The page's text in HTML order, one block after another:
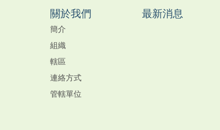
關於我們
簡介
組織
轄區
連絡方式
管轄單位
最新消息